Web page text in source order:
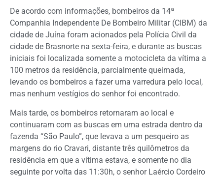
De acordo com informações, bombeiros da 14ª
Companhia Independente De Bombeiro Militar (CIBM) da
cidade de Juína foram acionados pela Polícia Civil da
cidade de Brasnorte na sexta-feira, e durante as buscas
iniciais foi localizada somente a motocicleta da vítima a
100 metros da residência, parcialmente queimada,
levando os bombeiros a fazer uma varredura pelo local,
mas nenhum vestígios do senhor foi encontrado.
Mais tarde, os bombeiros retornaram ao local e
continuaram com as buscas em uma estrada dentro da
fazenda “São Paulo”, que levava a um pesqueiro as
margens do rio Cravari, distante três quilômetros da
residência em que a vítima estava, e somente no dia
seguinte por volta das 11:30h, o senhor Laércio Cordeiro